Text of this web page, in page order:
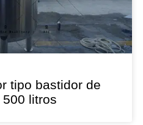
tipo bastidor de
litros